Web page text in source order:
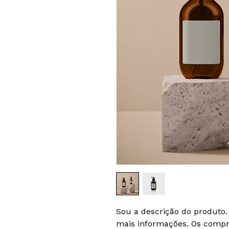
Sou a descrição do
mais informações. Os